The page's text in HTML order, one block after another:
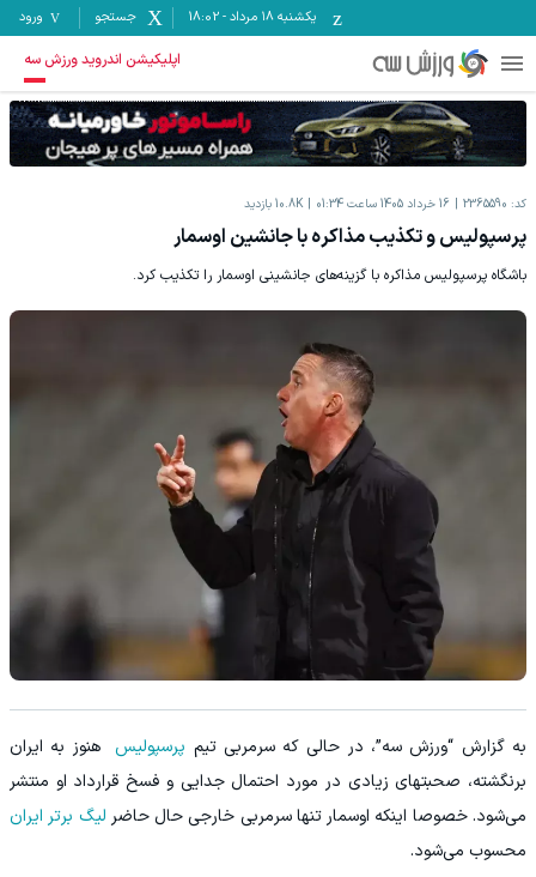
یکشنبه ۱۸ مرداد -
18:02 جستجو ورود
اپلیکیشن اندروید ورزش سه
کد: 2365590 16 خرداد 1405 ساعت 01:34 10.8K بازدید
پرسپولیس و تکذیب مذاکره با جانشین اوسمار
باشگاه پرسپولیس مذاکره با گزینه‌های جانشینی اوسمار را تکذیب کرد.
به گزارش “ورزش سه”، در حالی که سرمربی تیم پرسپولیس هنوز به ایران
برنگشته، صحبتهای زیادی در مورد احتمال جدایی و فسخ قرارداد او منتشر
می‌شود. خصوصا اینکه اوسمار تنها سرمربی خارجی حال حاضر لیگ برتر ایران
محسوب می‌شود.